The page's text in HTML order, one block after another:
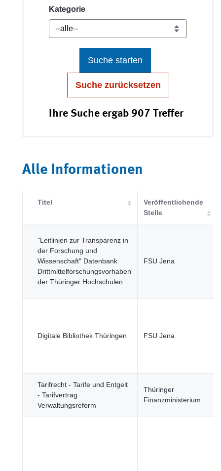
Kategorie
Suche starten
Suche zurücksetzen
Ihre Suche ergab 907 Treffer
Alle Informationen
Titel
Veröffentlichende
Stelle
"Leitlinien zur Transparenz in
der Forschung und
Wissenschaft" Datenbank
Drittmittelforschungsvorhaben
der Thüringer Hochschulen
FSU Jena
Digitale Bibliothek Thüringen FSU Jena
Tarifrecht - Tarife und Entgelt
- Tarifvertrag
Verwaltungsreform
Thüringer
Finanzministerium